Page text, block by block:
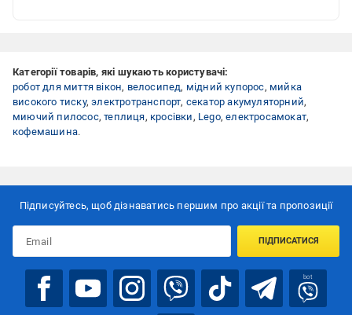
Категорії товарів, які шукають користувачі:
робот для миття вікон, велосипед, мідний купорос, мийка
високого тиску,электротранспорт, секатор акумуляторний,
миючий пилосос,теплиця, кросівки, Lego,електросамокат,
кофемашина.
Підписуйтесь, щоб дізнаватись першим про акції та пропозиції
ПІДПИСАТИСЯ
bot